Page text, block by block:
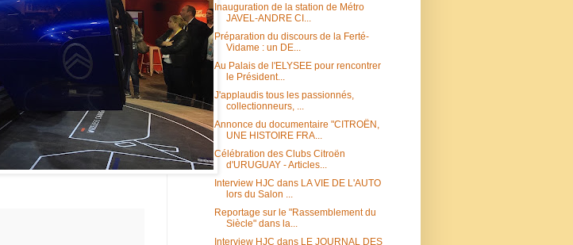
Inauguration de la station de Métro
JAVEL-ANDRE CI...
Préparation du discours de la Ferté-
Vidame : un DE...
Au Palais de l'ELYSEE pour rencontrer
le Président...
J'applaudis tous les passionnés,
collectionneurs, ...
Annonce du documentaire "CITROËN,
UNE HISTOIRE FRA...
Célébration des Clubs Citroën
d'URUGUAY - Articles...
Interview HJC dans LA VIE DE L'AUTO
lors du Salon ...
Reportage sur le "Rassemblement du
Siècle" dans la...
Interview HJC dans LE JOURNAL DES